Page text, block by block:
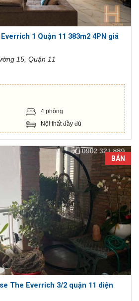
1 Quận 11 383m2 4PN giá
15, Quận 11
4 phòng
Nội thất đầy đủ
BÁN
The Everrich 3/2 quận 11 diện